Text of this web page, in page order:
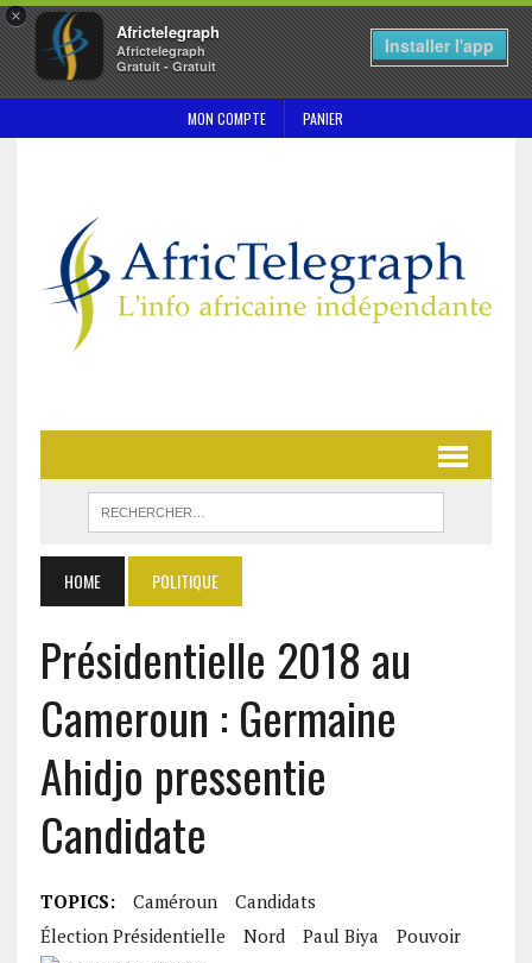
×
Africtelegraph
Africtelegraph
Gratuit - Gratuit
Installer l'app
MON COMPTE PANIER
HOME POLITIQUE
Présidentielle 2018 au
Cameroun : Germaine
Ahidjo pressentie
Candidate
TOPICS: Caméroun
Candidats
Élection Présidentielle
Nord Paul Biya Pouvoir